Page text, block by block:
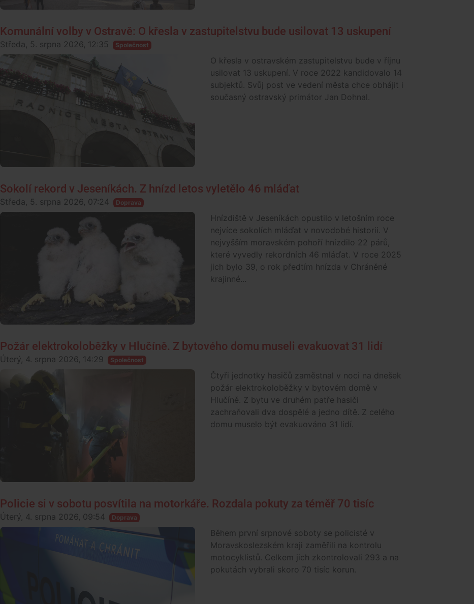
Komunální volby v Ostravě: O křesla v zastupitelstvu bude usilovat 13 uskupení
Středa, 5. srpna 2026, 12:35 Společnost
O křesla v ostravském zastupitelstvu bude v říjnu
usilovat 13 uskupení. V roce 2022 kandidovalo 14
subjektů. Svůj post ve vedení města chce obhájit i
současný ostravský primátor Jan Dohnal.
Sokolí rekord v Jeseníkách. Z hnízd letos vyletělo 46 mláďat
Středa, 5. srpna 2026, 07:24 Doprava
Hnízdiště v Jeseníkách opustilo v letošním roce
nejvíce sokolích mláďat v novodobé historii. V
nejvyšším moravském pohoří hnízdilo 22 párů,
které vyvedly rekordních 46 mláďat. V roce 2025
jich bylo 39, o rok předtím hnízda v Chráněné
krajinné...
Požár elektrokoloběžky v Hlučíně. Z bytového domu museli evakuovat 31 lidí
Úterý, 4. srpna 2026, 14:29 Společnost
Čtyři jednotky hasičů zaměstnal v noci na dnešek
požár elektrokoloběžky v bytovém domě v
Hlučíně. Z bytu ve druhém patře hasiči
zachraňovali dva dospělé a jedno dítě. Z celého
domu muselo být evakuováno 31 lidí.
Policie si v sobotu posvítila na motorkáře. Rozdala pokuty za téměř 70 tisíc
Úterý, 4. srpna 2026, 09:54 Doprava
Během první srpnové soboty se policisté v
Moravskoslezském kraji zaměřili na kontrolu
motocyklistů. Celkem jich zkontrolovali 293 a na
pokutách vybrali skoro 70 tisíc korun.